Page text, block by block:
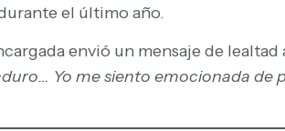
el último año.
envió un mensaje de
Yo me siento emocionada de